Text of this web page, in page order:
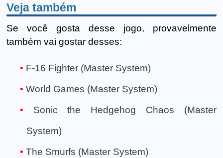
Veja também
Se você gosta desse jogo, provavelmente
também vai gostar desses:
F-16 Fighter (Master System)
World Games (Master System)
Sonic the Hedgehog Chaos (Master
System)
The Smurfs (Master System)